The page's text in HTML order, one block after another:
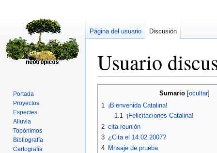
Usuario
navegación
búsqueda
Sumario
1 ¡Bienvenida Catalina!
1.1 ¡Felicitaciones Catalina!
2 cita reunión
3 ¿Cita el 14.02.2007?
4 Mnsaje de prueba
Página del usuario Discusión
Portada
Proyectos
Especies
Alluvia
Topónimos
Bibliografía
Cartografía